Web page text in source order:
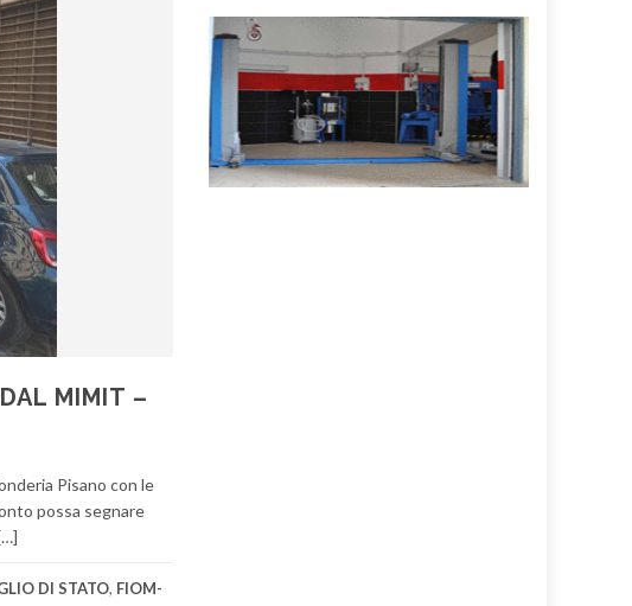
MIMIT –
Pisano con le
possa segnare
DI STATO, FIOM-